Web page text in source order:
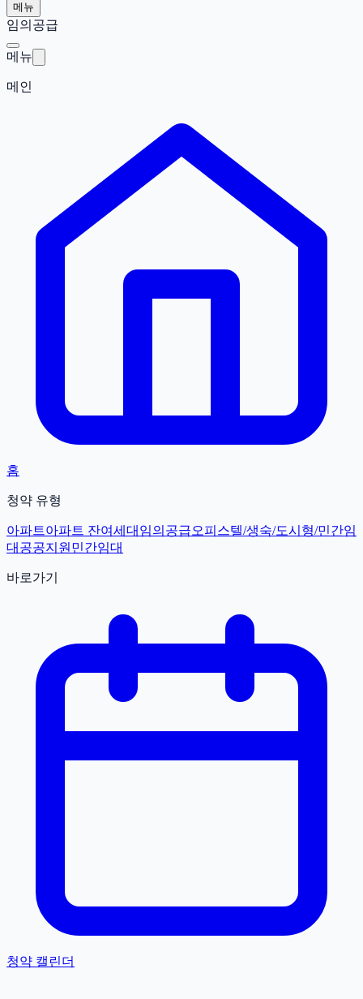
메뉴
임의공급
메뉴
메인
홈
청약 유형
아파트아파트 잔여세대 임의공급오피스텔/생숙/도시형/민간임
대 공공지원민간임대
바로가기
청약 캘린더